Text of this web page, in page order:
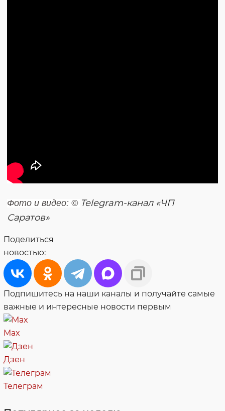
Фото и видео: © Telegram-канал «ЧП
Саратов»
Поделиться
новостью:
Подпишитесь на наши каналы и получайте самые
важные и интересные новости первым
Max
Дзен
Телеграм